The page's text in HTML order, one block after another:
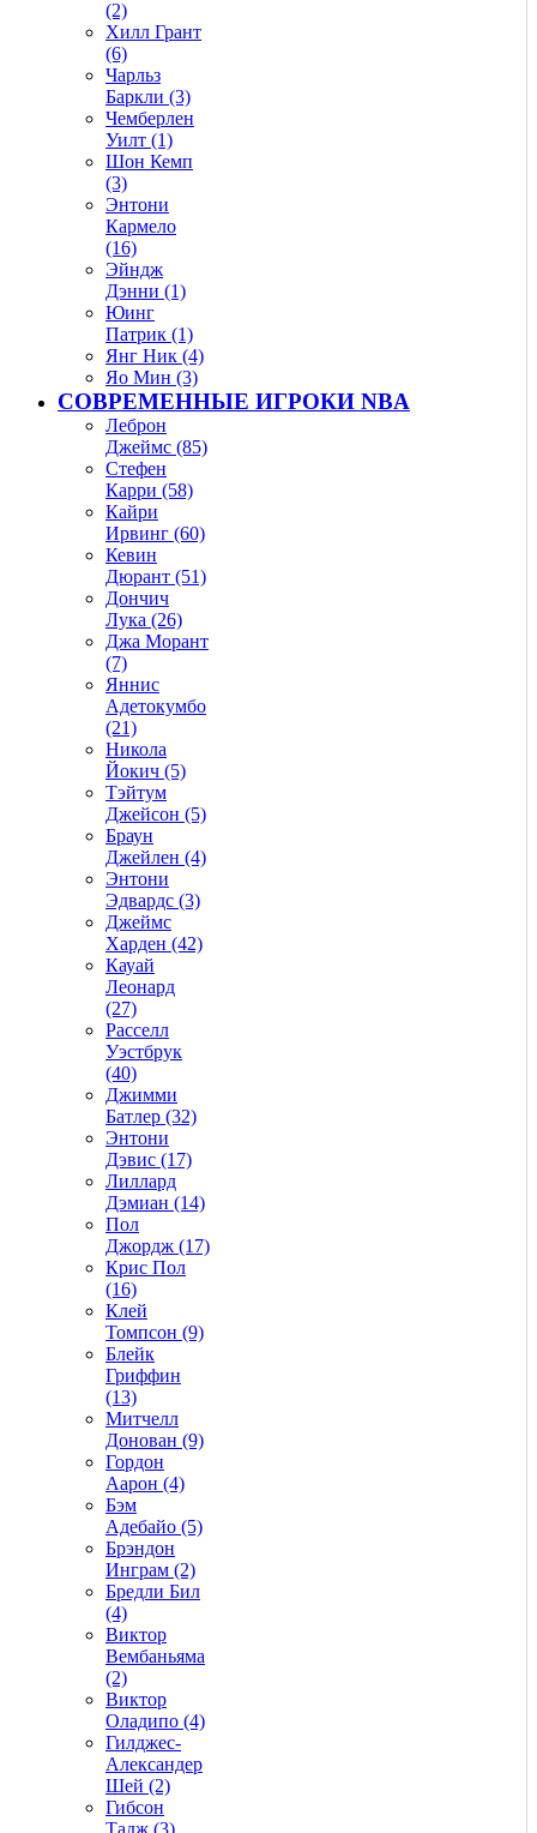
(2)
Хилл Грант
(6)
Чарльз
Баркли (3)
Чемберлен
Уилт (1)
Шон Кемп
(3)
Энтони
Кармело
(16)
Эйндж
Дэнни (1)
Юинг
Патрик (1)
Янг Ник (4)
Яо Мин (3)
СОВРЕМЕННЫЕ ИГРОКИ NBA
Леброн
Джеймс (85)
Стефен
Карри (58)
Кайри
Ирвинг (60)
Кевин
Дюрант (51)
Дончич
Лука (26)
Джа Морант
(7)
Яннис
Адетокумбо
(21)
Никола
Йокич (5)
Тэйтум
Джейсон (5)
Браун
Джейлен (4)
Энтони
Эдвардс (3)
Джеймс
Харден (42)
Кауай
Леонард
(27)
Расселл
Уэстбрук
(40)
Джимми
Батлер (32)
Энтони
Дэвис (17)
Лиллард
Дэмиан (14)
Пол
Джордж (17)
Крис Пол
(16)
Клей
Томпсон (9)
Блейк
Гриффин
(13)
Митчелл
Донован (9)
Гордон
Аарон (4)
Бэм
Адебайо (5)
Брэндон
Инграм (2)
Бредли Бил
(4)
Виктор
Вембаньяма
(2)
Виктор
Оладипо (4)
Гилджес-
Александер
Шей (2)
Гибсон
Тадж (3)